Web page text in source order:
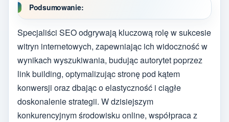
Podsumowanie:
Specjaliści SEO odgrywają kluczową rolę w sukcesie
witryn internetowych, zapewniając ich widoczność w
wynikach wyszukiwania, budując autorytet poprzez
link building, optymalizując stronę pod kątem
konwersji oraz dbając o elastyczność i ciągłe
doskonalenie strategii. W dzisiejszym
konkurencyjnym środowisku online, współpraca z